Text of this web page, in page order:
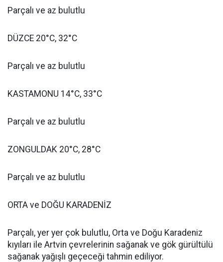
Parçalı ve az bulutlu
DÜZCE 20°C, 32°C
Parçalı ve az bulutlu
KASTAMONU 14°C, 33°C
Parçalı ve az bulutlu
ZONGULDAK 20°C, 28°C
Parçalı ve az bulutlu
ORTA ve DOĞU KARADENİZ
Parçalı, yer yer çok bulutlu, Orta ve Doğu Karadeniz
kıyıları ile Artvin çevrelerinin sağanak ve gök gürültülü
sağanak yağışlı geçeceği tahmin ediliyor.